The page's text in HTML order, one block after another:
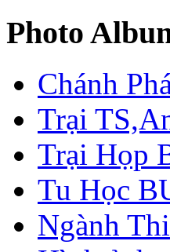
Photo
Chánh
Trại
Trại Họp
Tu Học
Ngành